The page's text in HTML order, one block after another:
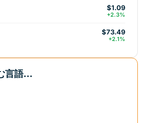
$1.09
+2.3%
$73.49
+2.1%
言語...